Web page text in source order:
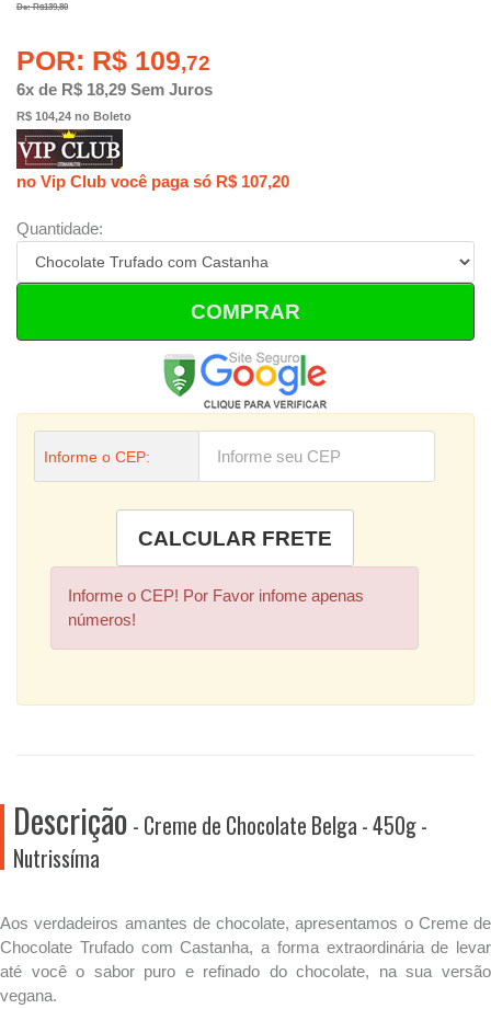
De: R$139,80
POR: R$ 109,72
6x de R$ 18,29 Sem Juros
R$ 104,24 no Boleto
no Vip Club você paga só R$ 107,20
Quantidade:
COMPRAR
Informe o CEP:
Informe o CEP! Por Favor infome apenas
números!
Descrição - Creme de Chocolate Belga - 450g -
Nutrissíma
Aos verdadeiros amantes de chocolate, apresentamos o Creme de
Chocolate Trufado com Castanha, a forma extraordinária de levar
até você o sabor puro e refinado do chocolate, na sua versão
vegana.